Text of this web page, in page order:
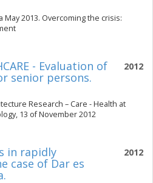
May 2013. Overcoming the crisis:
2012
- Evaluation of
senior persons.
Research – Care - Health at
13 of November 2012
2012
in rapidly
case of Dar es